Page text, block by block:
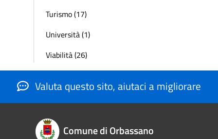
Turismo (17)
Università (1)
Viabilità (26)
Valuta questo sito, aiutaci a migliorare
Comune di Orbassano